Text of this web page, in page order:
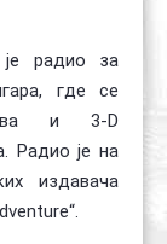
је радио за
где се
и 3-D
Радио је на
издавача